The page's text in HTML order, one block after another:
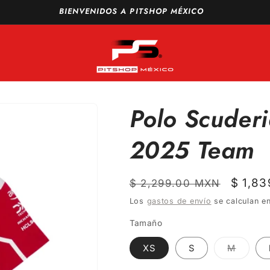
GRATIS a todo México en compras a partir de $1,500 MXN
Polo
2025 Team
Precio
habitual
$ 2,299.00 MXN
Precio
de
$
Los gastos de envío se calculan
Tamaño
XS S M